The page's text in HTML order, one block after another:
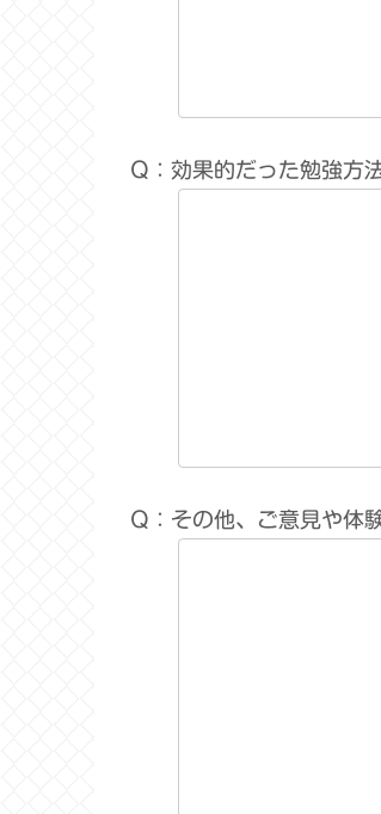
Q：効果的だった勉強方
Q：その他、ご意見や体